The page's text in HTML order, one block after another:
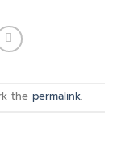
the permalink.